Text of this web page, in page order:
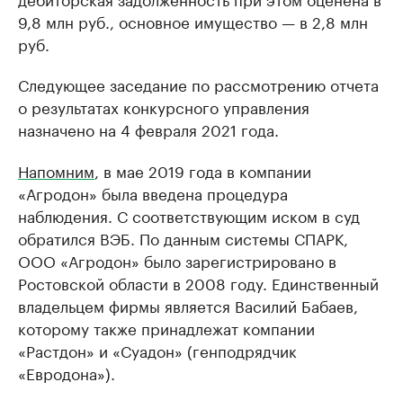
9,8 млн руб., основное имущество — в 2,8 млн
руб.
Следующее заседание по рассмотрению отчета
о результатах конкурсного управления
назначено на 4 февраля 2021 года.
Напомним , в мае 2019 года в компании
«Агродон» была введена процедура
наблюдения. С соответствующим иском в суд
обратился ВЭБ. По данным системы СПАРК,
ООО «Агродон» было зарегистрировано в
Ростовской области в 2008 году. Единственный
владельцем фирмы является Василий Бабаев,
которому также принадлежат компании
«Растдон» и «Суадон» (генподрядчик
«Евродона»).